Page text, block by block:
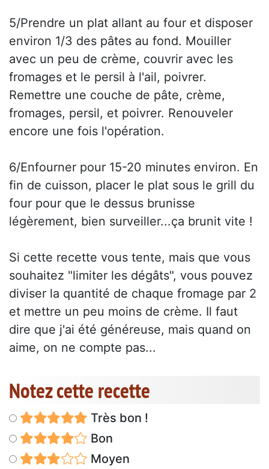
5/Prendre un plat allant au four et disposer
environ 1/3 des pâtes au fond. Mouiller
avec un peu de crème, couvrir avec les
fromages et le persil à l'ail, poivrer.
Remettre une couche de pâte, crème,
fromages, persil, et poivrer. Renouveler
encore une fois l'opération.
6/Enfourner pour 15-20 minutes environ. En
fin de cuisson, placer le plat sous le grill du
four pour que le dessus brunisse
légèrement, bien surveiller...ça brunit vite !
Si cette recette vous tente, mais que vous
souhaitez "limiter les dégâts", vous pouvez
diviser la quantité de chaque fromage par 2
et mettre un peu moins de crème. Il faut
dire que j'ai été généreuse, mais quand on
aime, on ne compte pas...
Notez cette recette
Très bon !
Bon
Moyen